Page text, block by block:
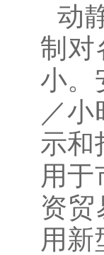
动
制对
小。
／
示和
用
资
用